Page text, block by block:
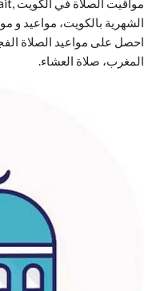
الشهرية بالكويت، مواعيد و
احصل على مواعيد الصلاة
المغرب، صلاة العشاء.